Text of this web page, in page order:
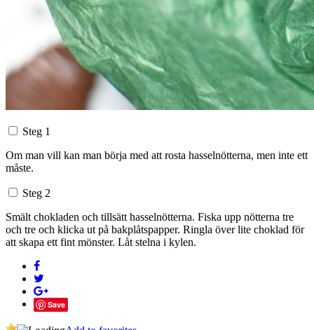
Steg 1
Om man vill kan man börja med att rosta hasselnötterna, men inte ett
måste.
Steg 2
Smält chokladen och tillsätt hasselnötterna. Fiska upp nötterna tre
och tre och klicka ut på bakplåtspapper. Ringla över lite choklad för
att skapa ett fint mönster. Låt stelna i kylen.
Save